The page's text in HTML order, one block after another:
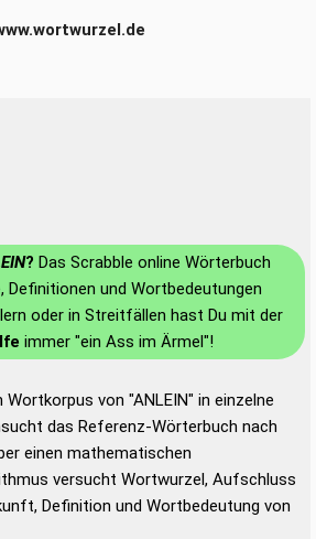
? Das Scrabble online Wörterbuch
Definitionen und Wortbedeutungen
oder in Streitfällen hast Du mit der
immer "ein Ass im Ärmel"!
von "ANLEIN" in einzelne
das Referenz-Wörterbuch nach
einen mathematischen
versucht Wortwurzel, Aufschluss
Definition und Wortbedeutung von